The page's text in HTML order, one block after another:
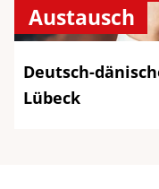
Austausch
Deutsch-
Lübeck